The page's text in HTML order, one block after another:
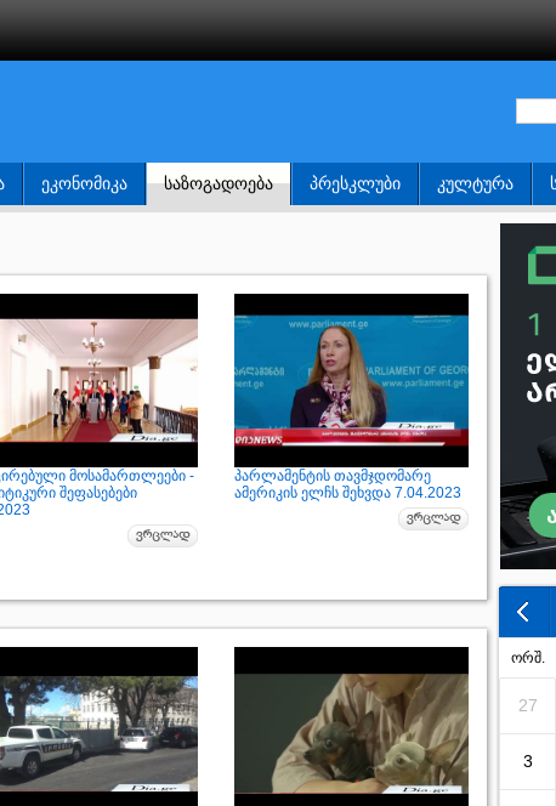
ᲔᲙᲝᲜᲝᲛᲘᲙᲐ ᲡᲐᲖᲝᲒᲐᲓᲝᲔᲑᲐ ᲞᲠᲔᲡᲙᲚᲣᲑᲘ ᲙᲣᲚᲢᲣᲠᲐ
მოსამართლეები -
შეფასებები
პარლამენტის თავმჯდომარე
ამერიკის ელჩს შეხვდა 7.04.2023
ორშ.
27
3